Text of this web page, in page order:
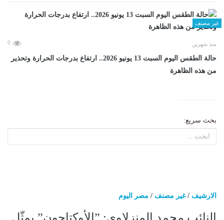
غير مصنف
منذ شهرين 0
حالة الطقس اليوم السبت 13 يونيو 2026.. ارتفاع بدرجات الحرارة وتحذير
من هذه الظاهرة
بحث سريع:
الارشيف /غير مصنف / مصر اليوم